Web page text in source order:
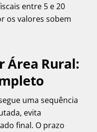
entre 5 e 20
os valores sobem
Área Rural:
uma sequência
evita
final. O prazo